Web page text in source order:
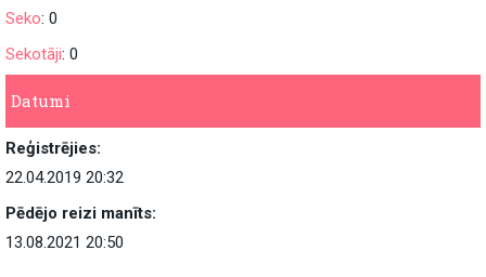
Seko: 0
Sekotāji: 0
Datumi
Reģistrējies:
22.04.2019 20:32
Pēdējo reizi manīts:
13.08.2021 20:50